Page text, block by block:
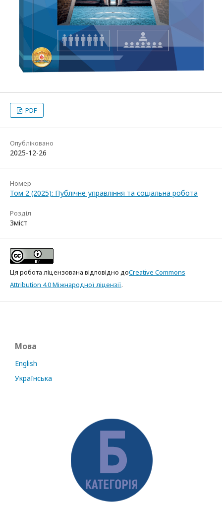
PDF
Опубліковано
2025-12-26
Номер
Том 2 (2025): Публічне управління та соціальна робота
Розділ
Зміст
Ця робота ліцензована відповідно доCreative Commons
Attribution 4.0 Міжнародної ліцензії.
Мова
English
Українська